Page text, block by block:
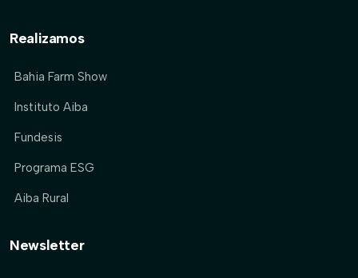
Realizamos
Bahia Farm Show
Instituto Aiba
Fundesis
Programa ESG
Aiba Rural
Newsletter